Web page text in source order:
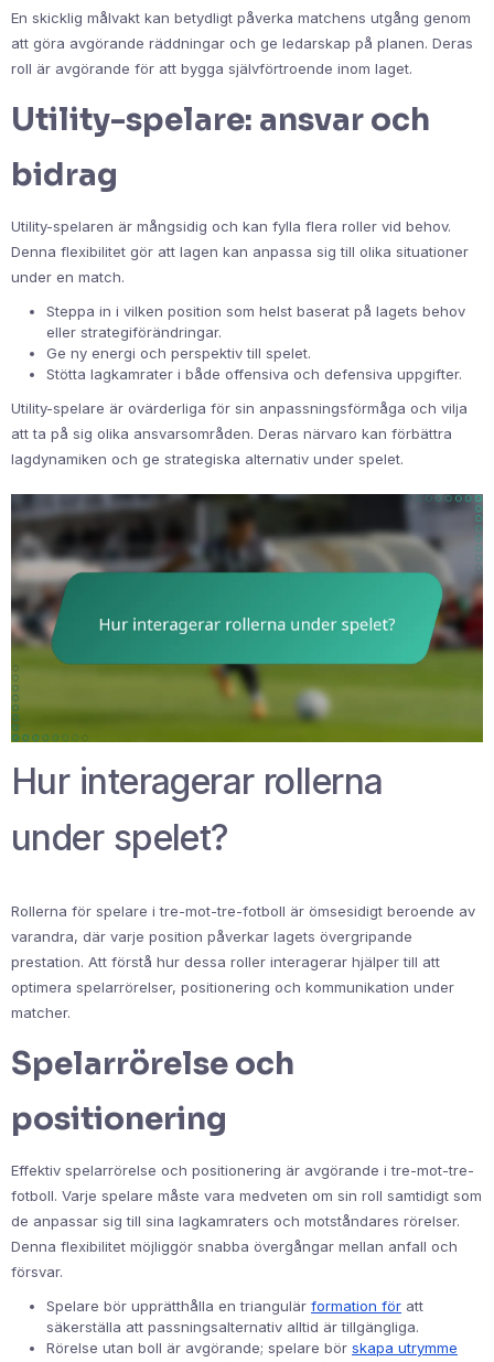
En skicklig målvakt kan betydligt påverka matchens utgång genom
att göra avgörande räddningar och ge ledarskap på planen. Deras
roll är avgörande för att bygga självförtroende inom laget.
Utility-spelare: ansvar och
bidrag
Utility-spelaren är mångsidig och kan fylla flera roller vid behov.
Denna flexibilitet gör att lagen kan anpassa sig till olika situationer
under en match.
Steppa in i vilken position som helst baserat på lagets behov
eller strategiförändringar.
Ge ny energi och perspektiv till spelet.
Stötta lagkamrater i både offensiva och defensiva uppgifter.
Utility-spelare är ovärderliga för sin anpassningsförmåga och vilja
att ta på sig olika ansvarsområden. Deras närvaro kan förbättra
lagdynamiken och ge strategiska alternativ under spelet.
Hur interagerar rollerna
under spelet?
Rollerna för spelare i tre-mot-tre-fotboll är ömsesidigt beroende av
varandra, där varje position påverkar lagets övergripande
prestation. Att förstå hur dessa roller interagerar hjälper till att
optimera spelarrörelser, positionering och kommunikation under
matcher.
Spelarrörelse och
positionering
Effektiv spelarrörelse och positionering är avgörande i tre-mot-tre-
fotboll. Varje spelare måste vara medveten om sin roll samtidigt som
de anpassar sig till sina lagkamraters och motståndares rörelser.
Denna flexibilitet möjliggör snabba övergångar mellan anfall och
försvar.
Spelare bör upprätthålla en triangulär formation för att
säkerställa att passningsalternativ alltid är tillgängliga.
Rörelse utan boll är avgörande; spelare bör skapa utrymme